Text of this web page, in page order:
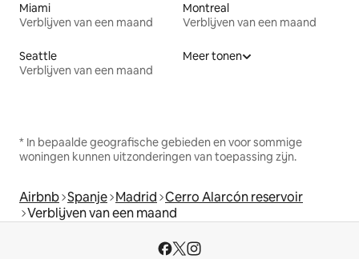
Miami
Verblijven van een maand
Montreal
Verblijven van een maand
Seattle
Verblijven van een maand
Meer tonen
* In bepaalde geografische gebieden en voor sommige
woningen kunnen uitzonderingen van toepassing zijn.
Airbnb Spanje Madrid Cerro Alarcón reservoir
Verblijven van een maand